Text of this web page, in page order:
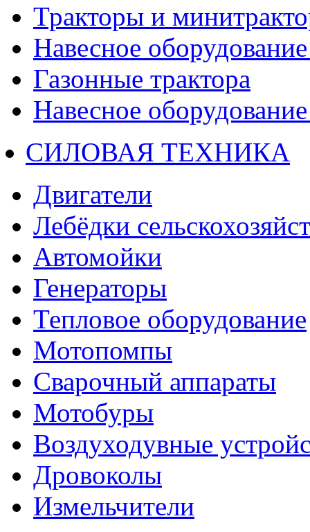
Тракторы и
Навесное
Газонные трактора
Навесное
СИЛОВАЯ ТЕХНИКА
Двигатели
Лебёдки
Автомойки
Генераторы
Тепловое оборудование
Мотопомпы
Сварочный аппараты
Мотобуры
Воздуходувные
Дровоколы
Измельчители